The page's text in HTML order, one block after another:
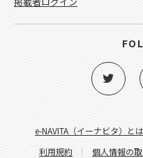
e-NAVITA（イーナビタ）と
利用規約
個人情報の